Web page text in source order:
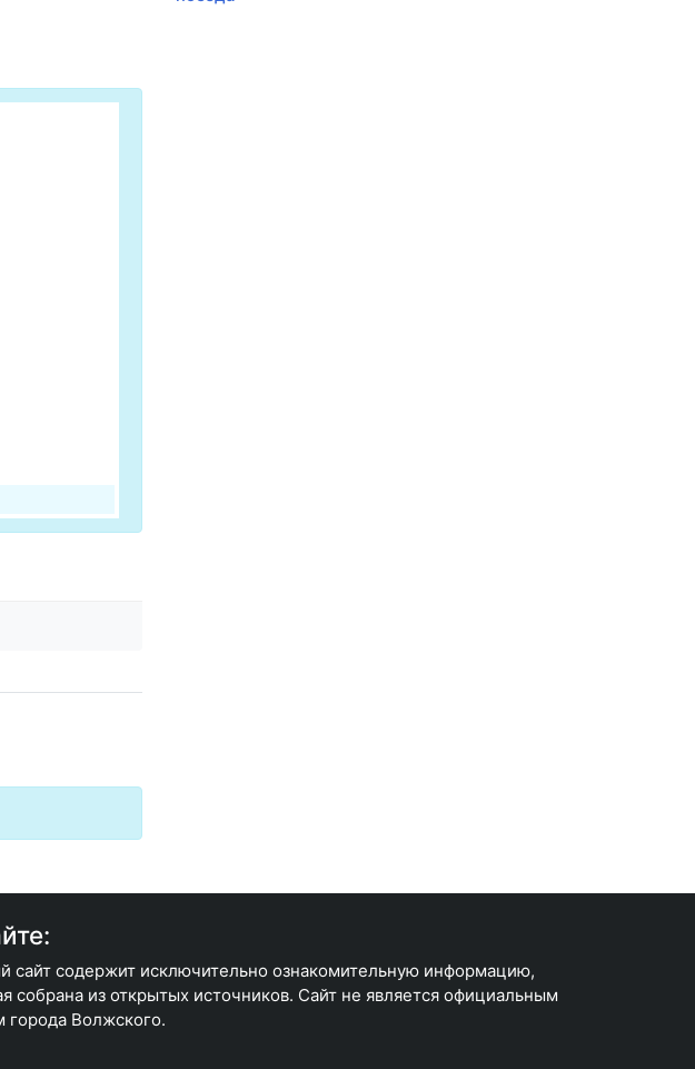
сайт содержит исключительно ознакомительную информацию,
собрана из открытых источников. Сайт не является официальным
города Волжского.